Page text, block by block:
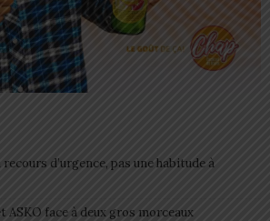
d’urgence, pas une habitude à
ASKO face à deux gros morceaux